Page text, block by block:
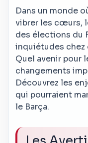
Dans un monde
vibrer les cœurs,
des élections du
inquiétudes chez
Quel avenir pour
changements
Découvrez les
qui pourraient
le Barça.